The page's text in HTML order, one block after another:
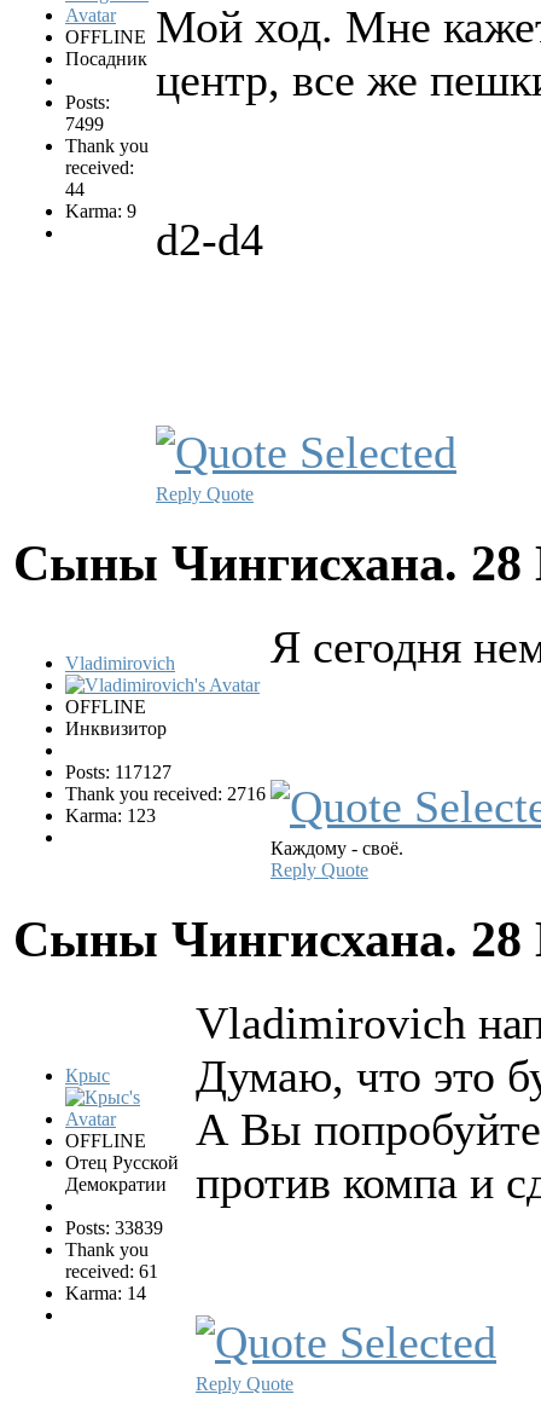
OFFLINE
Посадник
Posts:
7499
Thank you
received:
44
Karma: 9
Мой ход. Мне
центр, все же
d2-d4
Reply Quote
Сыны Чингисхана. 28
Vladimirovich
OFFLINE
Инквизитор
Posts: 117127
Thank you received: 2716
Karma: 123
Я сегодня
Каждому - своё.
Reply Quote
Сыны Чингисхана. 28
Крыс
OFFLINE
Отец Русской
Демократии
Posts: 33839
Thank you
received: 61
Karma: 14
Vladimirovich
Думаю, что это
А Вы
против компа и
Reply Quote